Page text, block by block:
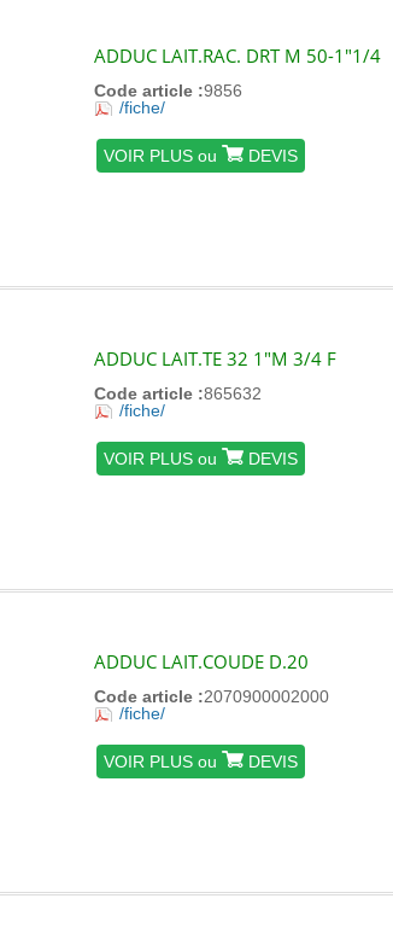
ADDUC LAIT.RAC. DRT M 50-1"1/4
Code article :9856
/fiche/
VOIR PLUS ou DEVIS
ADDUC LAIT.TE 32 1"M 3/4 F
Code article :865632
/fiche/
VOIR PLUS ou DEVIS
ADDUC LAIT.COUDE D.20
Code article :2070900002000
/fiche/
VOIR PLUS ou DEVIS